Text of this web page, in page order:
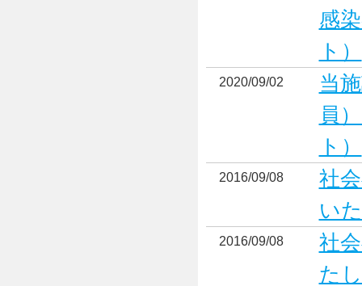
感
ト）
2020/09/02
当
員
ト）
2016/09/08
社
い
2016/09/08
社
た